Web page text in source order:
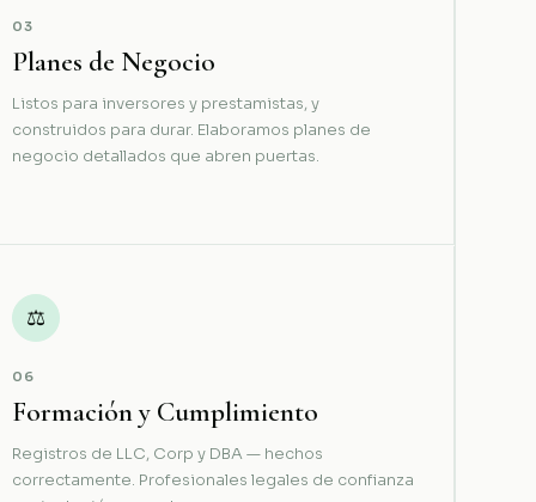
03
Planes de Negocio
Listos para inversores y prestamistas, y
construidos para durar. Elaboramos planes de
negocio detallados que abren puertas.
⚖
06
Formación y Cumplimiento
Registros de LLC, Corp y DBA — hechos
correctamente. Profesionales legales de confianza